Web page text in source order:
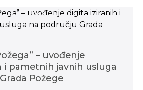
– uvođenje
i pametnih javnih usluga
Požege